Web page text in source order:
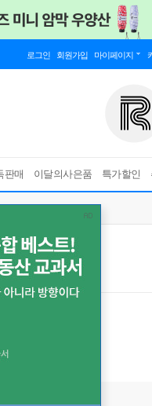
로그인 회원가입 마이페이지
판매 이달의사은품 특가할인